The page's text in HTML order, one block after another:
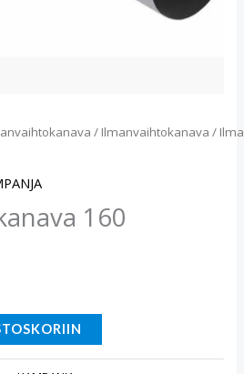
/ Ilmanvaihtokanava /
160